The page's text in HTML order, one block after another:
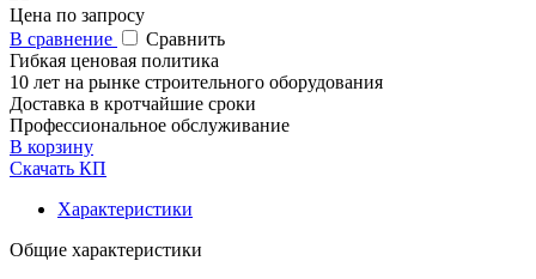
Цена по запросу
В сравнение
Сравнить
Гибкая ценовая политика
10 лет на рынке строительного оборудования
Доставка в кротчайшие сроки
Профессиональное обслуживание
В корзину
Скачать КП
Характеристики
Общие характеристики